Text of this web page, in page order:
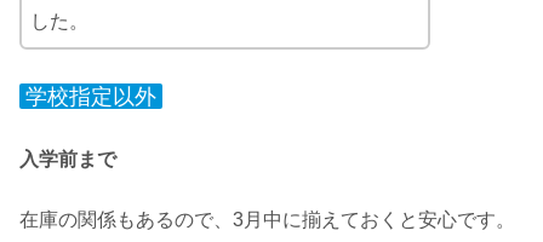
した。
学校指定以外
入学前まで
在庫の関係もあるので、3月中に揃えておくと安心です。